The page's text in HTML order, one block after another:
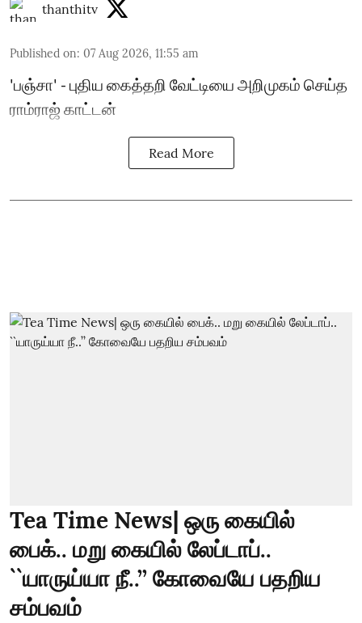
thanthitv
Published on: 07 Aug 2026, 11:55 am
'பஞ்சா' - புதிய கைத்தறி வேட்டியை அறிமுகம் செய்த
ராம்ராஜ் காட்டன்
Read More
Tea Time News| ஒரு கையில்
பைக்.. மறு கையில் லேப்டாப்..
``யாருய்யா நீ..’’ கோவையே பதறிய
சம்பவம்